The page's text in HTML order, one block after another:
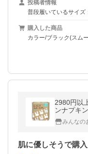
投稿者情報
普段履いているサイズ
購入した商品
カラー/ブラック(スム
2980円以上で注文
ンナプキ
枚入 (1個)
みんなの